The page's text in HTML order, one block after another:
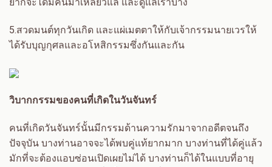
5.สวดมนต์ทุกวันเกิด และแผ่เมตตาให้กับเจ้ากรรมนายเวรให้
ได้รับบุญกุศลและอโหสิกรรมซึ่งกันและกัน
วิบากกรรมของคนที่เกิดในวันจันทร์
คนที่เกิดวันจันทร์นั้นมีกรรมด้านความรักมาจากอดีตจนถึง
ปัจจุบัน บางท่านอาจจะได้พบคู่แท้ยากมาก บางท่านที่ได้คู่แล้ว
มักที่จะต้องแอบซ่อนเปิดเผยไม่ได้ บางท่านก็ได้ในแบบที่อายุ